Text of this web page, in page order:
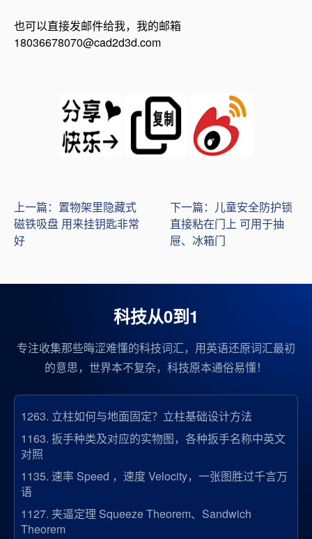
也可以直接发邮件给我，我的邮箱
18036678070@cad2d3d.com
上一篇：置物架里隐藏式
磁铁吸盘 用来挂钥匙非常
好
下一篇：儿童安全防护锁
直接粘在门上 可用于抽
屉、冰箱门
科技从0到1
专注收集那些晦涩难懂的科技词汇，用英语还原词汇最初
的意思，世界本不复杂，科技原本通俗易懂！
1263. 立柱如何与地面固定？立柱基础设计方法
1163. 扳手种类及对应的实物图，各种扳手名称中英文
对照
1135. 速率 Speed ，速度 Velocity，一张图胜过千言万
语
1127. 夹逼定理 Squeeze Theorem、Sandwich
Theorem